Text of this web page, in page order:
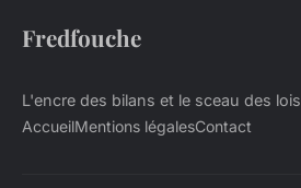
Fredfouche
L'encre des bilans et le sceau des lois
AccueilMentions légalesContact